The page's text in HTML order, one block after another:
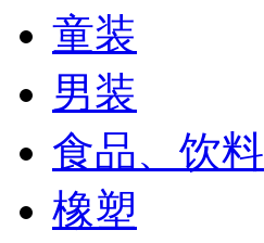
童装
男装
食品、饮料
橡塑